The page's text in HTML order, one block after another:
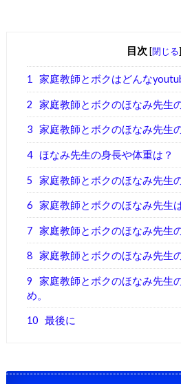
目次 [閉じる]
1 家庭教師とボクはどんな
2 家庭教師とボクのほなみ先生
3 家庭教師とボクのほなみ先生
4 ほなみ先生の身長や体重は？
5 家庭教師とボクのほなみ先生
6 家庭教師とボクのほなみ先生
7 家庭教師とボクのほなみ先生
8 家庭教師とボクのほなみ先生
9
家庭教師とボクのほなみ先生
め。
10 最後に